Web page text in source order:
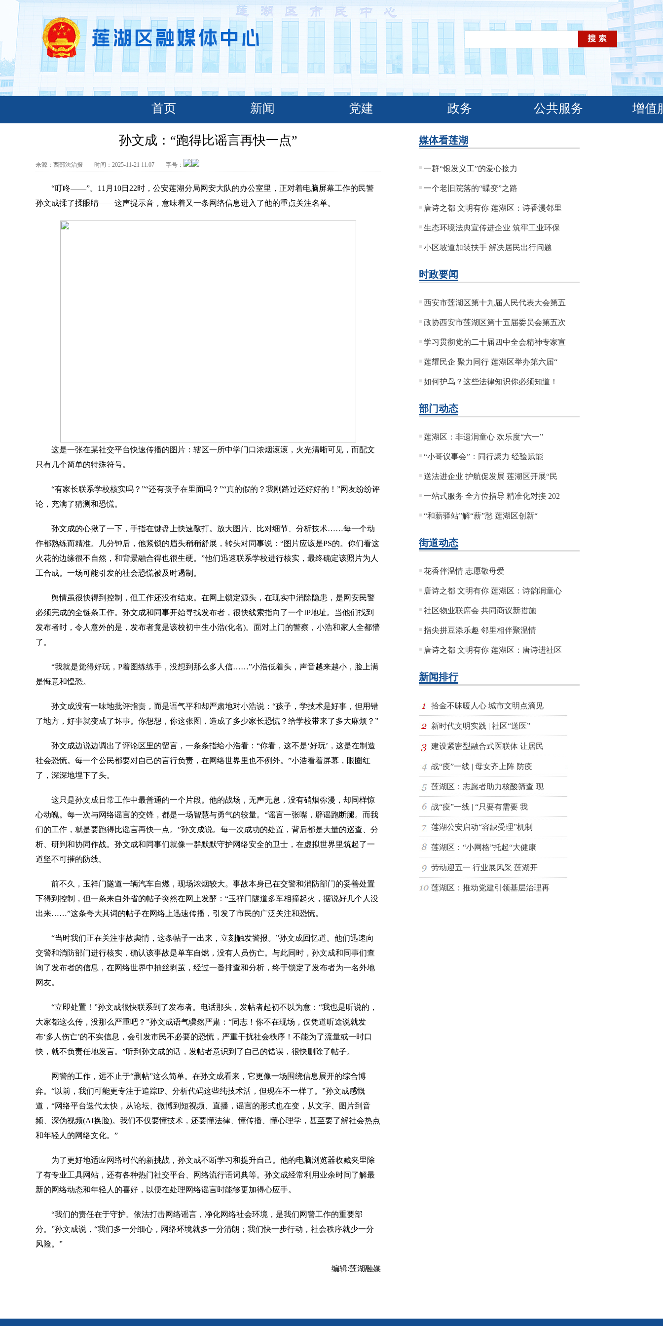
首页 新闻 党建 政务 公共服务 增值
孙文成：“跑得比谣言再快一点”
来源： 西部法治报 时间： 2025-11-21 11:07 字号：
“叮咚——”。11月10日22时，公安莲湖分局网安大队的办公室里，正对着电脑屏幕工作的民警
孙文成揉了揉眼睛——这声提示音，意味着又一条网络信息进入了他的重点关注名单。
这是一张在某社交平台快速传播的图片：辖区一所中学门口浓烟滚滚，火光清晰可见，而配文
只有几个简单的特殊符号。
“有家长联系学校核实吗？”“还有孩子在里面吗？”“真的假的？我刚路过还好好的！”网友纷纷评
论，充满了猜测和恐慌。
孙文成的心揪了一下，手指在键盘上快速敲打。放大图片、比对细节、分析技术……每一个动
作都熟练而精准。几分钟后，他紧锁的眉头稍稍舒展，转头对同事说：“图片应该是PS的。你们看这
火花的边缘很不自然，和背景融合得也很生硬。”他们迅速联系学校进行核实，最终确定该照片为人
工合成。一场可能引发的社会恐慌被及时遏制。
舆情虽很快得到控制，但工作还没有结束。在网上锁定源头，在现实中消除隐患，是网安民警
必须完成的全链条工作。孙文成和同事开始寻找发布者，很快线索指向了一个IP地址。当他们找到
发布者时，令人意外的是，发布者竟是该校初中生小浩(化名)。面对上门的警察，小浩和家人全都懵
了。
“我就是觉得好玩，P着图练练手，没想到那么多人信……”小浩低着头，声音越来越小，脸上满
是悔意和惶恐。
孙文成没有一味地批评指责，而是语气平和却严肃地对小浩说：“孩子，学技术是好事，但用错
了地方，好事就变成了坏事。你想想，你这张图，造成了多少家长恐慌？给学校带来了多大麻烦？”
孙文成边说边调出了评论区里的留言，一条条指给小浩看：“你看，这不是‘好玩’，这是在制造
社会恐慌。每一个公民都要对自己的言行负责，在网络世界里也不例外。”小浩看着屏幕，眼圈红
了，深深地埋下了头。
这只是孙文成日常工作中最普通的一个片段。他的战场，无声无息，没有硝烟弥漫，却同样惊
心动魄。每一次与网络谣言的交锋，都是一场智慧与勇气的较量。“谣言一张嘴，辟谣跑断腿。而我
们的工作，就是要跑得比谣言再快一点。”孙文成说。每一次成功的处置，背后都是大量的巡查、分
析、研判和协同作战。孙文成和同事们就像一群默默守护网络安全的卫士，在虚拟世界里筑起了一
道坚不可摧的防线。
前不久，玉祥门隧道一辆汽车自燃，现场浓烟较大。事故本身已在交警和消防部门的妥善处置
下得到控制，但一条来自外省的帖子突然在网上发酵：“玉祥门隧道多车相撞起火，据说好几个人没
出来……”这条夸大其词的帖子在网络上迅速传播，引发了市民的广泛关注和恐慌。
“当时我们正在关注事故舆情，这条帖子一出来，立刻触发警报。”孙文成回忆道。他们迅速向
交警和消防部门进行核实，确认该事故是单车自燃，没有人员伤亡。与此同时，孙文成和同事们查
询了发布者的信息，在网络世界中抽丝剥茧，经过一番排查和分析，终于锁定了发布者为一名外地
网友。
“立即处置！”孙文成很快联系到了发布者。电话那头，发帖者起初不以为意：“我也是听说的，
大家都这么传，没那么严重吧？”孙文成语气骤然严肃：“同志！你不在现场，仅凭道听途说就发
布‘多人伤亡’的不实信息，会引发市民不必要的恐慌，严重干扰社会秩序！不能为了流量或一时口
快，就不负责任地发言。”听到孙文成的话，发帖者意识到了自己的错误，很快删除了帖子。
网警的工作，远不止于“删帖”这么简单。在孙文成看来，它更像一场围绕信息展开的综合博
弈。“以前，我们可能更专注于追踪IP、分析代码这些纯技术活，但现在不一样了。”孙文成感慨
道，“网络平台迭代太快，从论坛、微博到短视频、直播，谣言的形式也在变，从文字、图片到音
频、深伪视频(AI换脸)。我们不仅要懂技术，还要懂法律、懂传播、懂心理学，甚至要了解社会热点
和年轻人的网络文化。”
为了更好地适应网络时代的新挑战，孙文成不断学习和提升自己。他的电脑浏览器收藏夹里除
了有专业工具网站，还有各种热门社交平台、网络流行语词典等。孙文成经常利用业余时间了解最
新的网络动态和年轻人的喜好，以便在处理网络谣言时能够更加得心应手。
“我们的责任在于守护。依法打击网络谣言，净化网络社会环境，是我们网警工作的重要部
分。”孙文成说，“我们多一分细心，网络环境就多一分清朗；我们快一步行动，社会秩序就少一分
风险。”
编辑:莲湖融媒
媒体看莲湖
一群“银发义工”的爱心接力
一个老旧院落的“蝶变”之路
唐诗之都 文明有你 莲湖区：诗香漫邻里
生态环境法典宣传进企业 筑牢工业环保
小区坡道加装扶手 解决居民出行问题
时政要闻
西安市莲湖区第十九届人民代表大会第五
政协西安市莲湖区第十五届委员会第五次
学习贯彻党的二十届四中全会精神专家宣
莲耀民企 聚力同行 莲湖区举办第六届“
如何护鸟？这些法律知识你必须知道！
部门动态
莲湖区：非遗润童心 欢乐度“六一”
“小哥议事会”：同行聚力 经验赋能
送法进企业 护航促发展 莲湖区开展“民
一站式服务 全方位指导 精准化对接 202
“和薪驿站”解“薪”愁 莲湖区创新“
街道动态
花香伴温情 志愿敬母爱
唐诗之都 文明有你 莲湖区：诗韵润童心
社区物业联席会 共同商议新措施
指尖拼豆添乐趣 邻里相伴聚温情
唐诗之都 文明有你 莲湖区：唐诗进社区
新闻排行
拾金不昧暖人心 城市文明点滴见
新时代文明实践 | 社区“送医”
建设紧密型融合式医联体 让居民
战“疫”一线 | 母女齐上阵 防疫
莲湖区：志愿者助力核酸筛查 现
战“疫”一线 | “只要有需要 我
莲湖公安启动“容缺受理”机制
莲湖区：“小网格”托起“大健康
劳动迎五一 行业展风采 莲湖开
莲湖区：推动党建引领基层治理再